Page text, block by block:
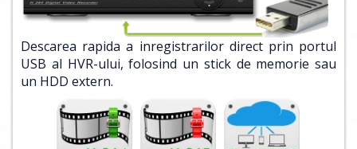
Descarea rapida a inregistrarilor direct prin portul
USB al HVR-ului, folosind un stick de memorie sau
un HDD extern.